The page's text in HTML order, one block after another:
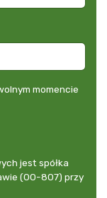
momencie
jest spółka
(00-807) przy